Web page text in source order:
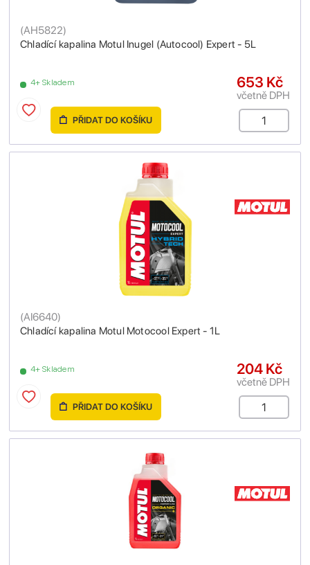
Chladící kapalina Motul Inugel (Autocool) Expert - 5L
(AH5822)
4+ Skladem 653 Kč
včetně DPH
PŘIDAT DO KOŠÍKU
Chladící kapalina Motul Motocool Expert - 1L
(AI6640)
4+ Skladem 204 Kč
včetně DPH
PŘIDAT DO KOŠÍKU